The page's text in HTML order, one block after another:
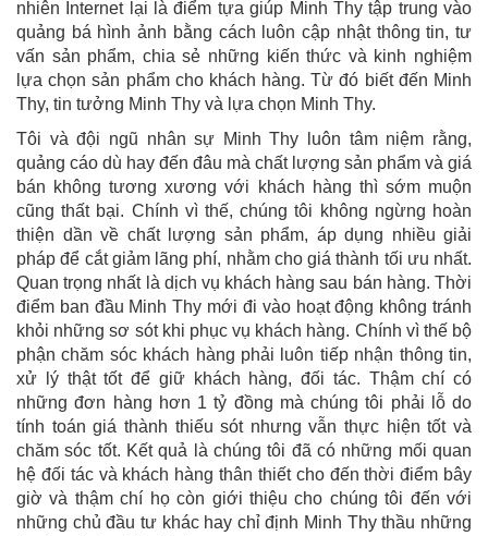
nhiên Internet lại là điểm tựa giúp Minh Thy tập trung vào
quảng bá hình ảnh bằng cách luôn cập nhật thông tin, tư
vấn sản phẩm, chia sẻ những kiến thức và kinh nghiệm
lựa chọn sản phẩm cho khách hàng. Từ đó biết đến Minh
Thy, tin tưởng Minh Thy và lựa chọn Minh Thy.
Tôi và đội ngũ nhân sự Minh Thy luôn tâm niệm rằng,
quảng cáo dù hay đến đâu mà chất lượng sản phẩm và giá
bán không tương xương với khách hàng thì sớm muộn
cũng thất bại. Chính vì thế, chúng tôi không ngừng hoàn
thiện dần về chất lượng sản phẩm, áp dụng nhiều giải
pháp để cắt giảm lãng phí, nhằm cho giá thành tối ưu nhất.
Quan trọng nhất là dịch vụ khách hàng sau bán hàng. Thời
điểm ban đầu Minh Thy mới đi vào hoạt động không tránh
khỏi những sơ sót khi phục vụ khách hàng. Chính vì thế bộ
phận chăm sóc khách hàng phải luôn tiếp nhận thông tin,
xử lý thật tốt để giữ khách hàng, đối tác. Thậm chí có
những đơn hàng hơn 1 tỷ đồng mà chúng tôi phải lỗ do
tính toán giá thành thiếu sót nhưng vẫn thực hiện tốt và
chăm sóc tốt. Kết quả là chúng tôi đã có những mối quan
hệ đối tác và khách hàng thân thiết cho đến thời điểm bây
giờ và thậm chí họ còn giới thiệu cho chúng tôi đến với
những chủ đầu tư khác hay chỉ định Minh Thy thầu những